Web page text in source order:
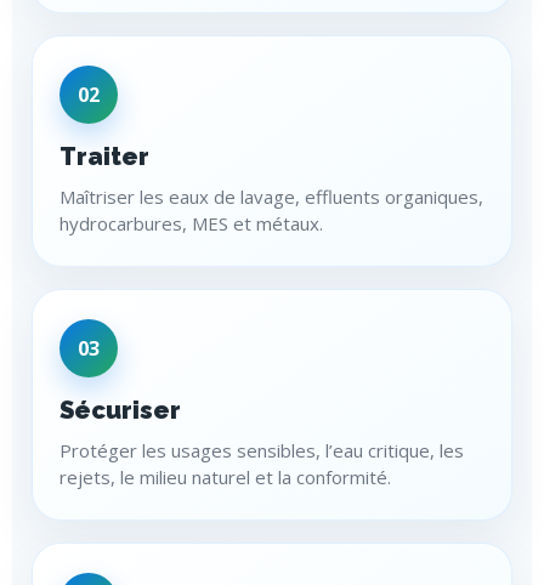
02
Traiter
Maîtriser les eaux de lavage, effluents organiques,
hydrocarbures, MES et métaux.
03
Sécuriser
Protéger les usages sensibles, l’eau critique, les
rejets, le milieu naturel et la conformité.